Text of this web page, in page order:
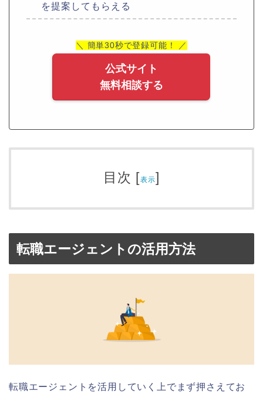
を提案してもらえる
＼ 簡単30秒で登録可能！ ／
公式サイト
無料相談する
目次 [表示]
転職エージェントの活用方法
転職エージェントを活用していく上でまず押さえてお